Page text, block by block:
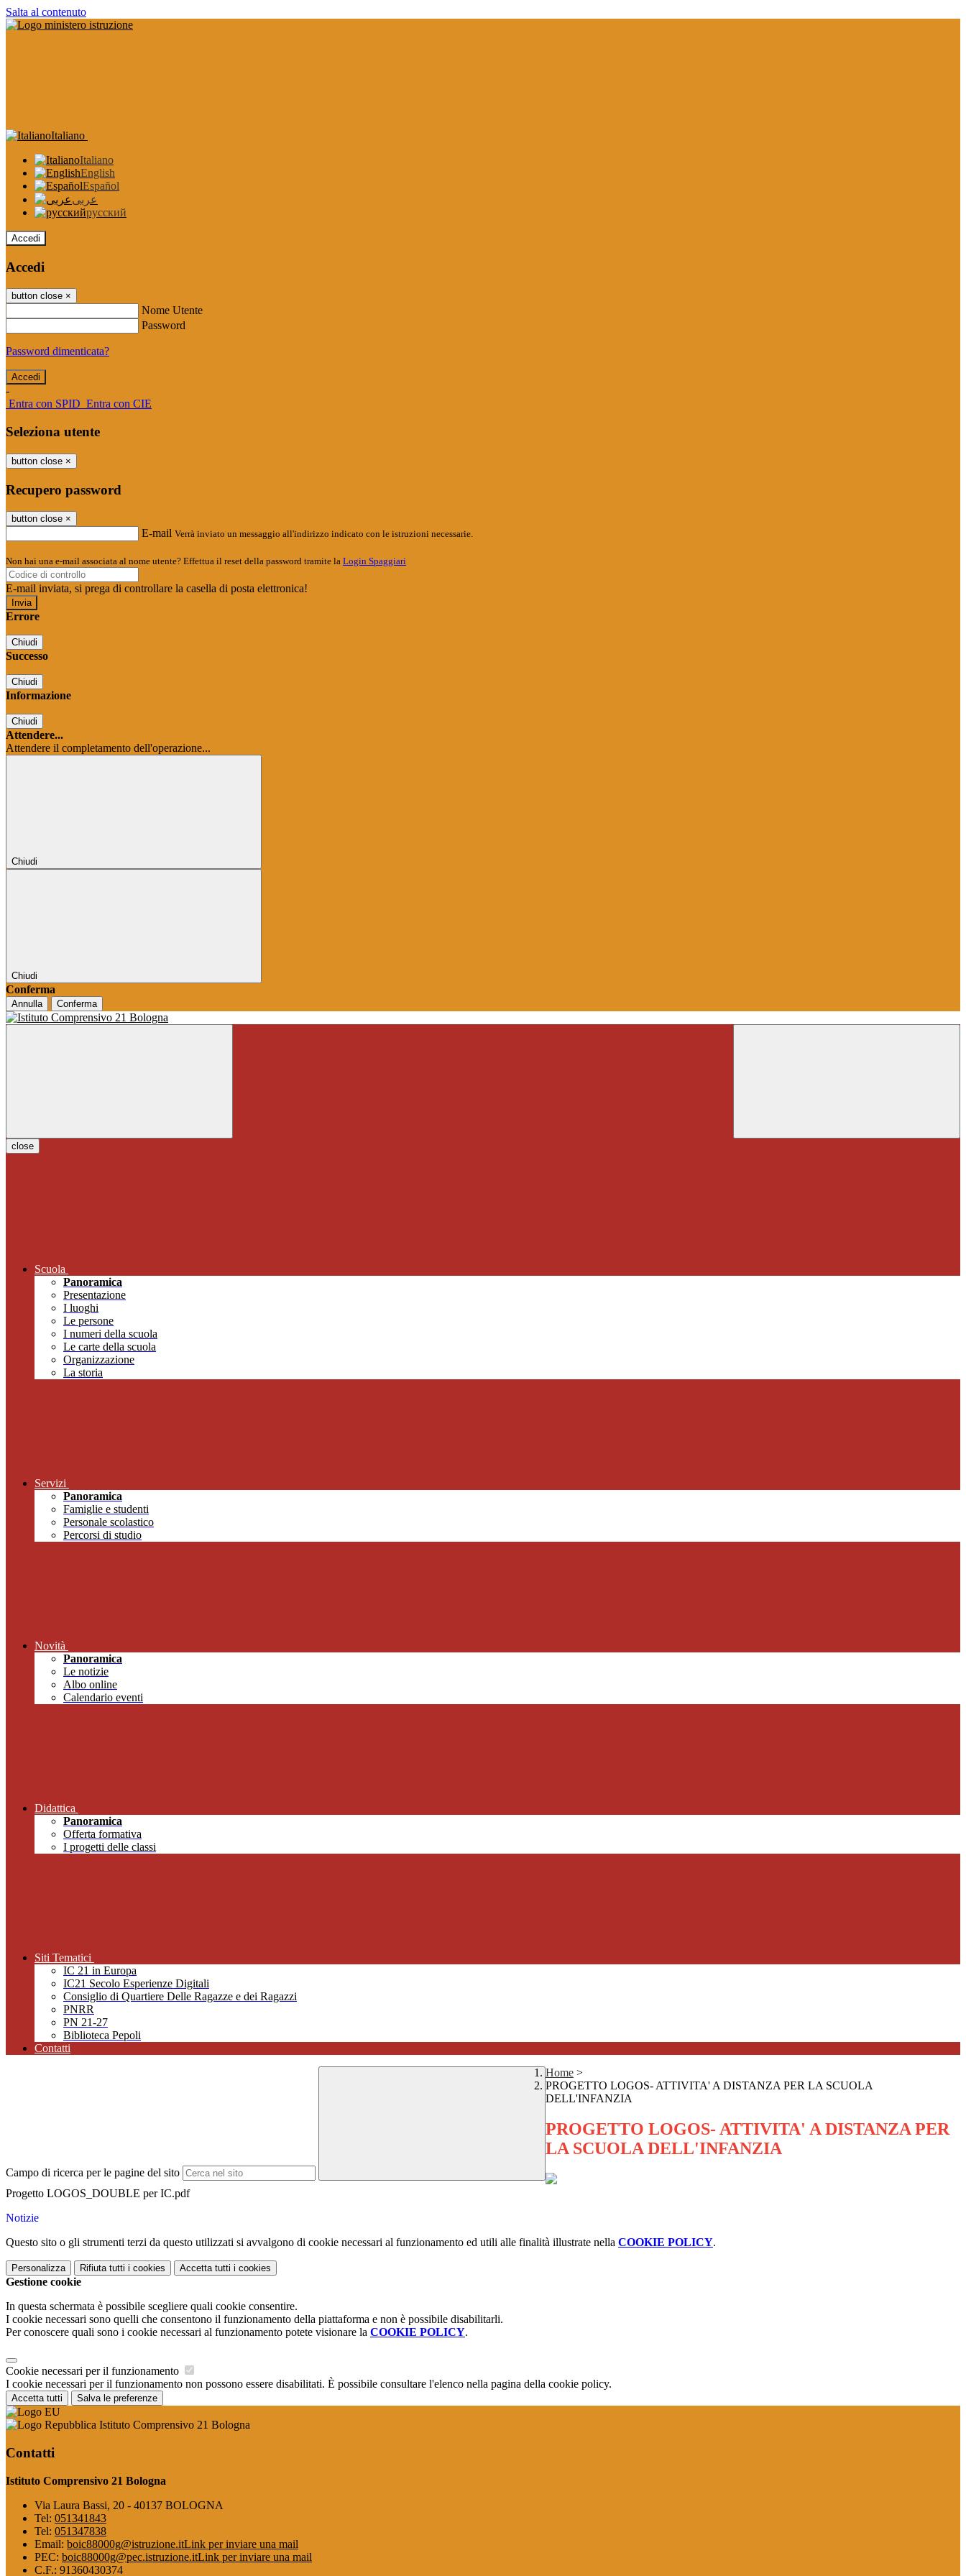
Salta al contenuto
Italiano
Italiano
English
Español
عربى
русский
Accedi
Accedi
button close ×
Nome Utente
Password
Password dimenticata?
-
Entra con SPID Entra con CIE
Seleziona utente
button close ×
Recupero password
button close ×
E-mail Verrà inviato un messaggio all'indirizzo indicato con le istruzioni necessarie.
Non hai una e-mail associata al nome utente? Effettua il reset della password tramite la Login Spaggiari
E-mail inviata, si prega di controllare la casella di posta elettronica!
Errore
Chiudi
Successo
Chiudi
Informazione
Chiudi
Attendere...
Attendere il completamento dell'operazione...
Chiudi
Chiudi
Conferma
Annulla Conferma
close
Scuola
Panoramica
Presentazione
I luoghi
Le persone
I numeri della scuola
Le carte della scuola
Organizzazione
La storia
Servizi
Panoramica
Famiglie e studenti
Personale scolastico
Percorsi di studio
Novità
Panoramica
Le notizie
Albo online
Calendario eventi
Didattica
Panoramica
Offerta formativa
I progetti delle classi
Siti Tematici
IC 21 in Europa
IC21 Secolo Esperienze Digitali
Consiglio di Quartiere Delle Ragazze e dei Ragazzi
PNRR
PN 21-27
Biblioteca Pepoli
Contatti
Campo di ricerca per le pagine del sito
Home >
PROGETTO LOGOS- ATTIVITA' A DISTANZA PER LA SCUOLA
DELL'INFANZIA
PROGETTO LOGOS- ATTIVITA' A DISTANZA PER
LA SCUOLA DELL'INFANZIA
Progetto LOGOS_DOUBLE per IC.pdf
Notizie
Questo sito o gli strumenti terzi da questo utilizzati si avvalgono di cookie necessari al funzionamento ed utili alle finalità illustrate nella COOKIE POLICY.
Personalizza Rifiuta tutti i cookies Accetta tutti i cookies
Gestione cookie
In questa schermata è possibile scegliere quali cookie consentire.
I cookie necessari sono quelli che consentono il funzionamento della piattaforma e non è possibile disabilitarli.
Per conoscere quali sono i cookie necessari al funzionamento potete visionare la COOKIE POLICY.
Cookie necessari per il funzionamento
I cookie necessari per il funzionamento non possono essere disabilitati. È possibile consultare l'elenco nella pagina della cookie policy.
Accetta tutti Salva le preferenze
Istituto Comprensivo 21 Bologna
Contatti
Istituto Comprensivo 21 Bologna
Via Laura Bassi, 20 - 40137 BOLOGNA
Tel: 051341843
Tel: 051347838
Email: boic88000g@istruzione.itLink per inviare una mail
PEC: boic88000g@pec.istruzione.itLink per inviare una mail
C.F.: 91360430374